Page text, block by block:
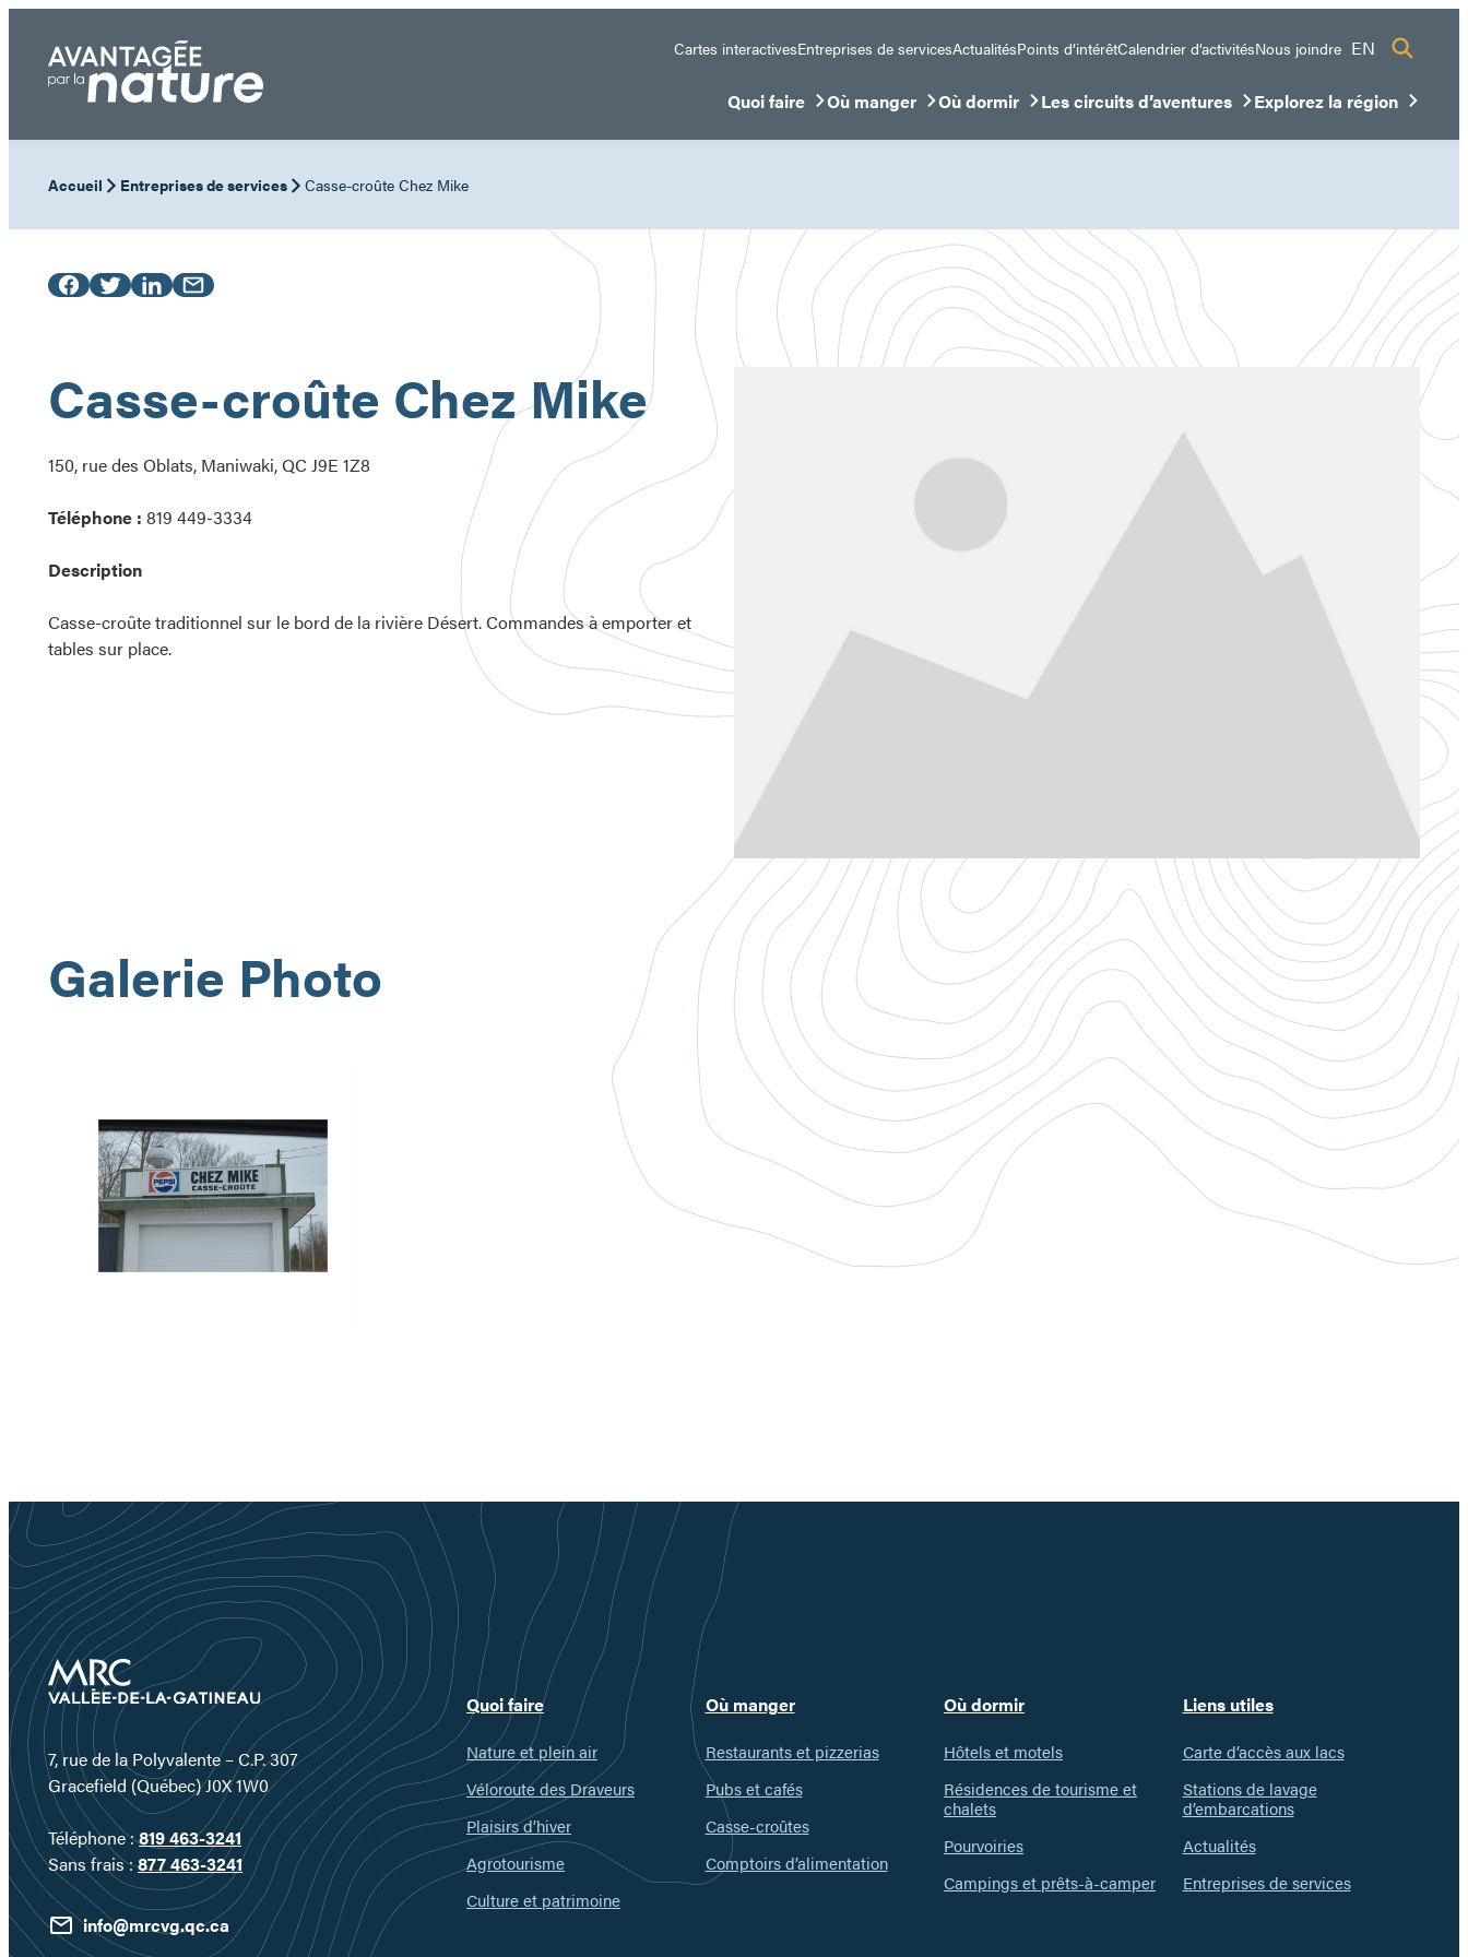
contenu
Cartes interactivesEntreprises de servicesActualitésPoints d’intérêtCalendrier d’activitésNous joindre EN
Quoi faire
Ouvrir/Fermer le sous-menu
Où manger
Ouvrir/Fermer le sous-menu
Où dormir
Ouvrir/Fermer le sous-menu
Les circuits d’aventures
Ouvrir/Fermer le sous-menuExplorez la région
Ouvrir/Fermer le sous-
Accueil Entreprises de services Casse-croûte Chez Mike
Casse-croûte Chez Mike
150, rue des Oblats, Maniwaki, QC J9E 1Z8
Téléphone : 819 449-3334
Description
Casse-croûte traditionnel sur le bord de la rivière Désert. Commandes à emporter et
tables sur place.
Galerie Photo
7, rue de la Polyvalente – C.P. 307
Gracefield (Québec) J0X 1W0
Téléphone :819 463-3241
Sans frais :877 463-3241
info@mrcvg.qc.ca
Quoi faire
Nature et plein air
Véloroute des Draveurs
Plaisirs d’hiver
Agrotourisme
Culture et patrimoine
Où manger
Restaurants et pizzerias
Pubs et cafés
Casse-croûtes
Comptoirs d’alimentation
Où dormir
Hôtels et motels
Résidences de tourisme et
chalets
Pourvoiries
Campings et prêts-à-camper
Liens utiles
Carte d’accès aux lacs
Stations de lavage
d’embarcations
Actualités
Entreprises de services